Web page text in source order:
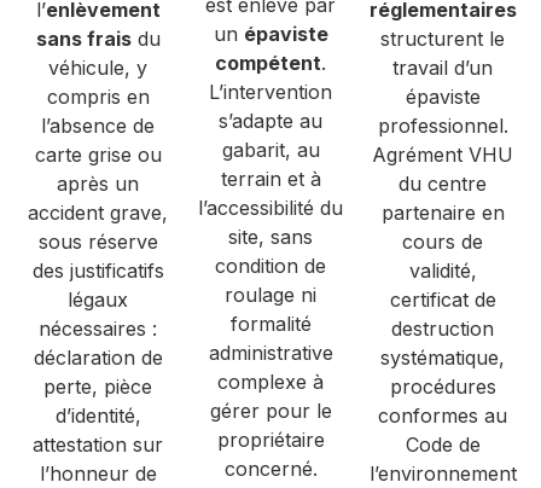
l’enlèvement
sans fraisdu
véhicule, y
compris en
l’absence de
carte grise ou
après un
accident grave,
sous réserve
des justificatifs
légaux
nécessaires :
déclaration de
perte, pièce
d’identité,
attestation sur
l’honneur de
est enlevé par
un épaviste
compétent.
L’intervention
s’adapte au
gabarit, au
terrain et à
l’accessibilité du
site, sans
condition de
roulage ni
formalité
administrative
complexe à
gérer pour le
propriétaire
concerné.
réglementaires
structurent le
travail d’un
épaviste
professionnel.
Agrément VHU
du centre
partenaire en
cours de
validité,
certificat de
destruction
systématique,
procédures
conformes au
Code de
l’environnement